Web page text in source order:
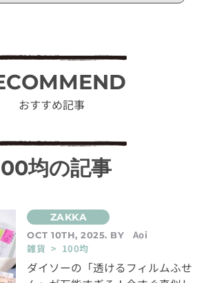
おすすめ記事
均の記事
OCT 10TH, 2025. BY
Aoi
雑貨 > 100均
ダイソーの「透けるフィルムふせ